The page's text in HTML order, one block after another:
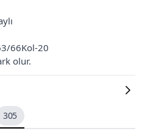
66Kol-20
olur.
305